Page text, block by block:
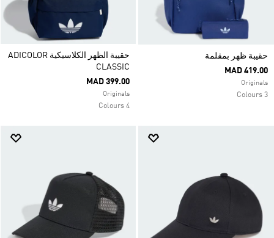
حقيبة ظهر بمقلمة
MAD 419.00
Originals
3 Colours
حقيبة الظهر الكلاسيكية ADICOLOR
CLASSIC
MAD 399.00
Originals
4 Colours